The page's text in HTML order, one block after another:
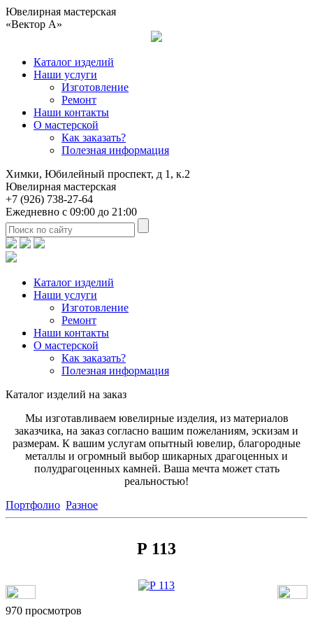
Ювелирная мастерская
«Вектор А»
Каталог изделий
Наши услуги
Изготовление
Ремонт
Наши контакты
О мастерской
Как заказать?
Полезная информация
Химки, Юбилейный проспект, д 1, к.2
Ювелирная мастерская
+7 (926) 738-27-64
Ежедневно с 09:00 до 21:00
Каталог изделий
Наши услуги
Изготовление
Ремонт
Наши контакты
О мастерской
Как заказать?
Полезная информация
Каталог изделий на заказ
Мы изготавливаем ювелирные изделия, из материалов
заказчика, на заказ согласно вашим пожеланиям, эскизам и
размерам. К вашим услугам опытный ювелир, благородные
металлы и огромный выбор шикарных драгоценных и
полудрагоценных камней. Ваша мечта может стать
реальностью!
Портфолио Разное
Р 113
970 просмотров